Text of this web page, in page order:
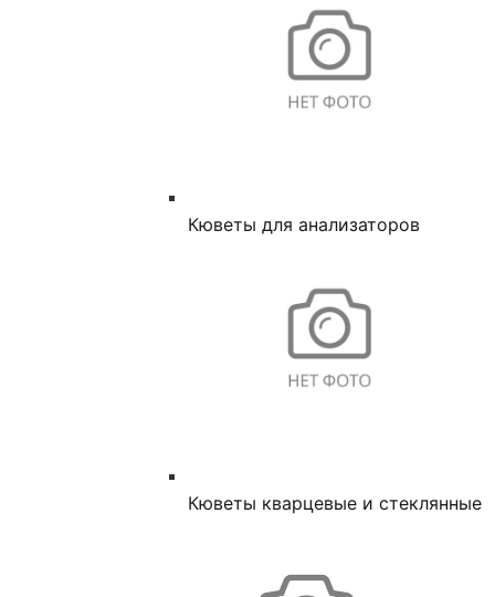
Кюветы для анализаторов
Кюветы кварцевые и стеклянные